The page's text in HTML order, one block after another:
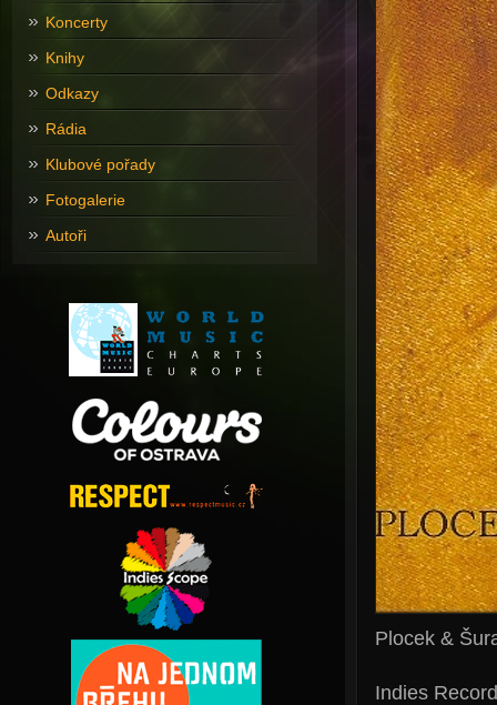
Plocek &
Indies
Koncerty
Knihy
Odkazy
Rádia
Klubové pořady
Fotogalerie
Autoři